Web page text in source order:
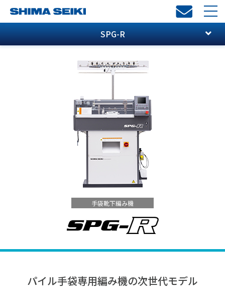
SPG-R
手袋靴下編み機
パイル手袋専用編み機の次世代モデル